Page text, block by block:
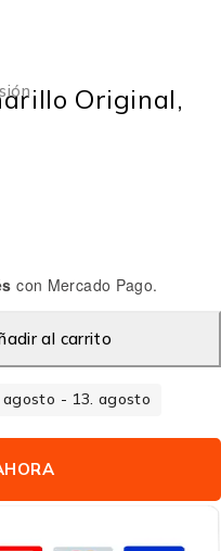
Original,
con Mercado Pago.
al carrito
agosto - 13. agosto